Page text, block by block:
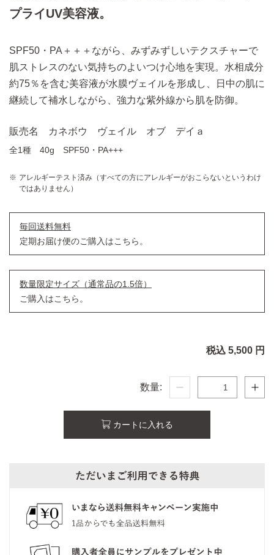
プライUV美容液。
SPF50・PA＋＋＋ながら、みずみずしいテクスチャーで
肌ストレスのない気持ちのよいつけ心地を実現。水相成分
約75％を含む美容液が水膜ヴェイルを形成し、日中の肌に
継続して補水しながら、強力な紫外線から肌を防御。
販売名 カネボウ ヴェイル オブ デイａ
全1種 40g SPF50・PA+++
アレルギーテスト済み（すべての方にアレルギーがおこらないというわけ
ではありません）
毎回送料無料
定期お届け便のご購入はこちら。
数量限定サイズ（通常品の1.5倍）
ご購入はこちら。
税込 5,500 円
数量:
カートに入れる